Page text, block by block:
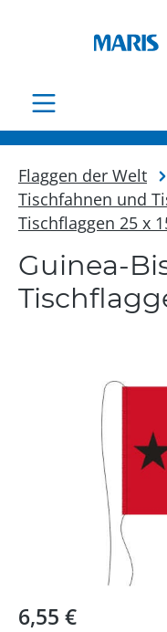
Flaggen der Welt
Tischfahnen und
Tischflaggen 25 x
Guinea-
Bildergalerie
Regulärer Preis:
6,55 €